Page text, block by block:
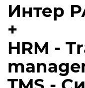
Интер
+
HRM -